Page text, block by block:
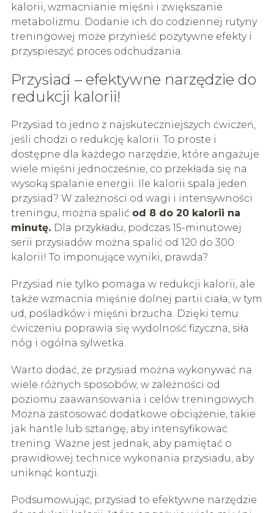
kalorii, wzmacnianie mięśni i zwiększanie
metabolizmu. Dodanie ich do codziennej rutyny
treningowej może przynieść pozytywne efekty i
przyspieszyć proces odchudzania.
Przysiad – efektywne narzędzie do
redukcji kalorii!
Przysiad to jedno z najskuteczniejszych ćwiczeń,
jeśli chodzi o redukcję kalorii. To proste i
dostępne dla każdego narzędzie, które angażuje
wiele mięśni jednocześnie, co przekłada się na
wysoką spalanie energii. Ile kalorii spala jeden
przysiad? W zależności od wagi i intensywności
treningu, można spalić od 8 do 20 kalorii na
minutę. Dla przykładu, podczas 15-minutowej
serii przysiadów można spalić od 120 do 300
kalorii! To imponujące wyniki, prawda?
Przysiad nie tylko pomaga w redukcji kalorii, ale
także wzmacnia mięśnie dolnej partii ciała, w tym
ud, pośladków i mięśni brzucha. Dzięki temu
ćwiczeniu poprawia się wydolność fizyczna, siła
nóg i ogólna sylwetka.
Warto dodać, że przysiad można wykonywać na
wiele różnych sposobów, w zależności od
poziomu zaawansowania i celów treningowych.
Można zastosować dodatkowe obciążenie, takie
jak hantle lub sztangę, aby intensyfikować
trening. Ważne jest jednak, aby pamiętać o
prawidłowej technice wykonania przysiadu, aby
uniknąć kontuzji.
Podsumowując, przysiad to efektywne narzędzie